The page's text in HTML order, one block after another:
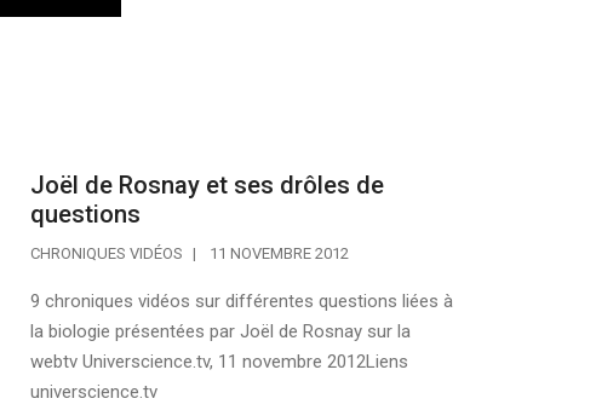
Joël de Rosnay et ses drôles de
questions
CHRONIQUES VIDÉOS 11 NOVEMBRE 2012
9 chroniques vidéos sur différentes questions liées à
la biologie présentées par Joël de Rosnay sur la
webtv Universcience.tv, 11 novembre 2012Liens
universcience.tv